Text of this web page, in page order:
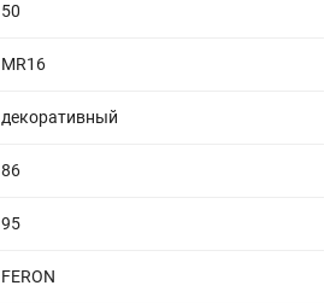
50
MR16
декоративный
86
95
FERON